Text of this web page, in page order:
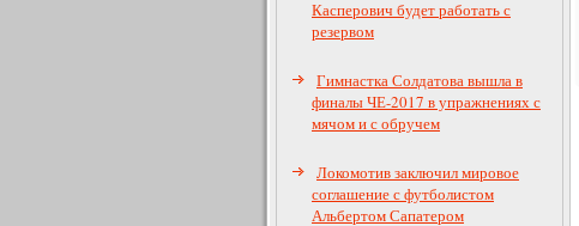
Касперович будет работать с
резервом
Гимнастка Солдатова вышла в
финалы ЧЕ-2017 в упражнениях с
мячом и с обручем
Локомотив заключил мировое
соглашение с футболистом
Альбертом Сапатером